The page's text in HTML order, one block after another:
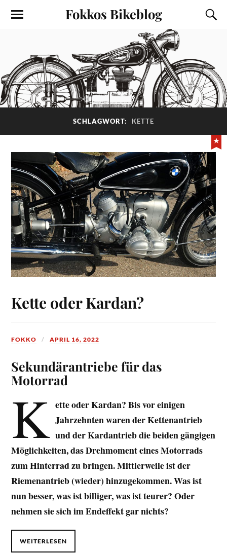
Fokkos Bikeblog
SCHLAGWORT: KETTE
Kette oder Kardan?
FOKKO APRIL 16, 2022
Sekundärantriebe für das
Motorrad
K ette oder Kardan? Bis vor einigen
Jahrzehnten waren der Kettenantrieb
und der Kardantrieb die beiden gängigen
Möglichkeiten, das Drehmoment eines Motorrads
zum Hinterrad zu bringen. Mittlerweile ist der
Riemenantrieb (wieder) hinzugekommen. Was ist
nun besser, was ist billiger, was ist teurer? Oder
nehmen sie sich im Endeffekt gar nichts?
WEITERLESEN